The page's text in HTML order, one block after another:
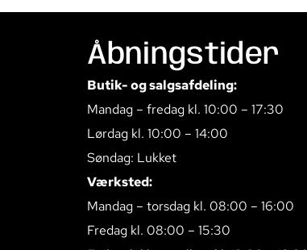
Åbningstider
Butik- og salgsafdeling:
Mandag – fredag kl. 10:00 – 17:30
Lørdag kl. 10:00 – 14:00
Søndag: Lukket
Værksted:
Mandag – torsdag kl. 08:00 – 16:00
Fredag kl. 08:00 – 15:30